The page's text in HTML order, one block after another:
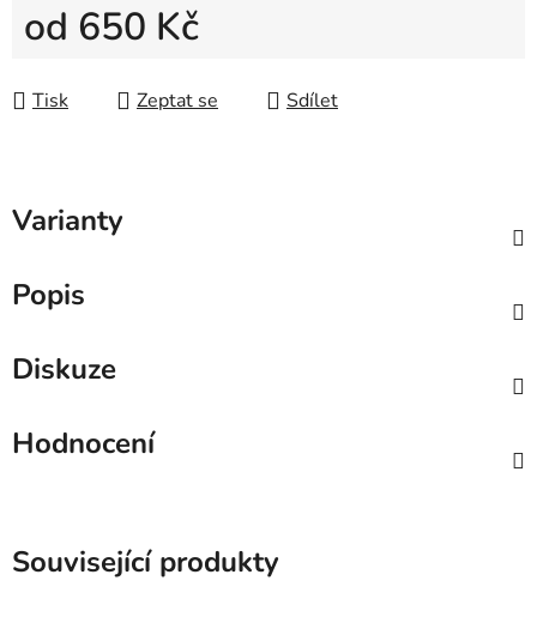
od 650 Kč
Tisk
Zeptat se Sdílet
Varianty
Popis
Diskuze
Hodnocení
Související produkty